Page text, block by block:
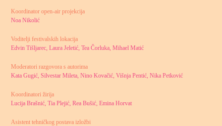
Koordinator open-air projekcija
Noa Nikolić
Voditelji festivalskih lokacija
Edvin Tišljarec, Laura Jeletić, Tea Čorluka, Mihael Matić
Moderatori razgovora s autorima
Kata Gugić, Silvestar Mileta, Nino Kovačić, Višnja Pentić, Nika Petković
Koordinatori žirija
Lucija Brašnić, Tia Plejić, Rea Bušić, Emina Horvat
Asistent tehničkog postava izložbi